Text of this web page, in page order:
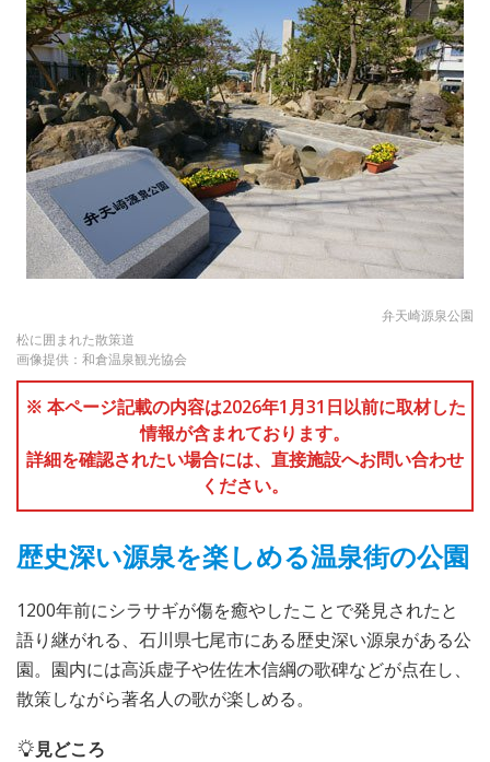
弁天崎源泉公園
松に囲まれた散策道
画像提供：和倉温泉観光協会
※ 本ページ記載の内容は2026年1月31日以前に取材した
情報が含まれております。
詳細を確認されたい場合には、直接施設へお問い合わせ
ください。
歴史深い源泉を楽しめる温泉街の公園
1200年前にシラサギが傷を癒やしたことで発見されたと
語り継がれる、石川県七尾市にある歴史深い源泉がある公
園。園内には高浜虚子や佐佐木信綱の歌碑などが点在し、
散策しながら著名人の歌が楽しめる。
見どころ